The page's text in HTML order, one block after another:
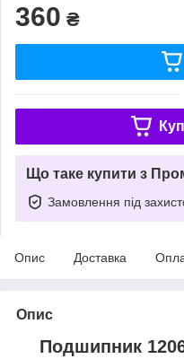
360 ₴
Що таке купити з
Замовлення під
Опис Доставка
Опис
Подшипник